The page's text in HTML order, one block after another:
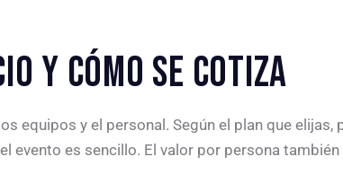
Y CÓMO SE COTIZA
equipos y el personal. Según el plan que
evento es sencillo. El valor por persona